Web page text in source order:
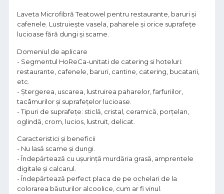
Laveta Microfibră Teatowel pentru restaurante, baruri și
cafenele. Lustruiește vasela, paharele și orice suprafețe
lucioase fără dungi și scame.
Domeniul de aplicare
- Segmentul HoReCa-unitati de catering si hoteluri:
restaurante, cafenele, baruri, cantine, catering, bucatarii,
etc.
- Ștergerea, uscarea, lustruirea paharelor, farfuriilor,
tacâmurilor și suprafețelor lucioase.
- Tipuri de suprafețe: sticlă, cristal, ceramică, porțelan,
oglindă, crom, lucios, lustruit, delicat.
Caracteristici și beneficii
- Nu lasă scame și dungi.
- Îndepărtează cu ușurință murdăria grasă, amprentele
digitale și calcarul.
- Îndepărtează perfect placa de pe ochelari de la
colorarea băuturilor alcoolice, cum ar fi vinul.